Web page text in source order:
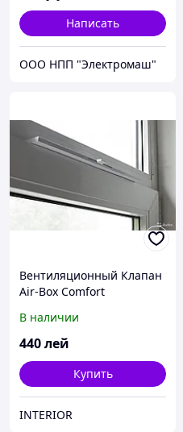
Написать
ООО НПП "Электромаш"
Вентиляционный Клапан
Air-Box Comfort
В наличии
440лей
Купить
INTERIOR